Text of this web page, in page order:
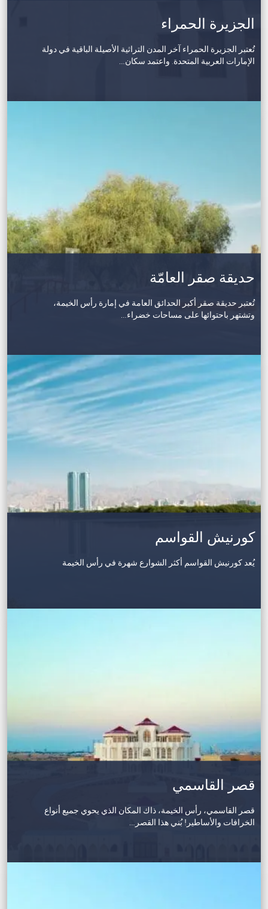
الجزيرة الحمراء
تُعتبر الجزيرة الحمراء آخر المدن التراثية الأصيلة الباقية في دولة
الإمارات العربية المتحدة. واعتمد سكان…
حديقة صقر العامّة
تُعتبر حديقة صقر أكبر الحدائق العامة في إمارة رأس الخيمة،
وتشتهر باحتوائها على مساحات خضراء…
كورنيش القواسم
يُعد كورنيش القواسم أكثر الشوارع شهرة في رأس الخيمة
قصر القاسمي
قصر القاسمي، رأس الخيمة، ذاك المكان الذي يحوي جميع أنواع
الخرافات والأساطير! بُني هذا القصر…